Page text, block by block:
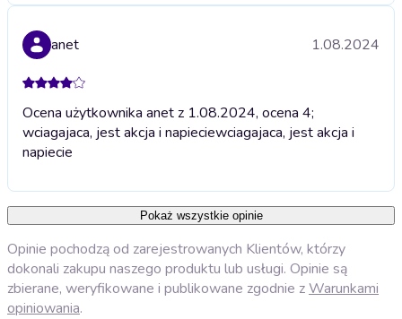
anet 1.08.2024
Ocena użytkownika anet z 1.08.2024, ocena 4;
wciagajaca, jest akcja i napieciewciagajaca, jest akcja i
napiecie
Pokaż wszystkie opinie
Opinie pochodzą od zarejestrowanych Klientów, którzy
dokonali zakupu naszego produktu lub usługi. Opinie są
zbierane, weryfikowane i publikowane zgodnie zWarunkami
opiniowania.